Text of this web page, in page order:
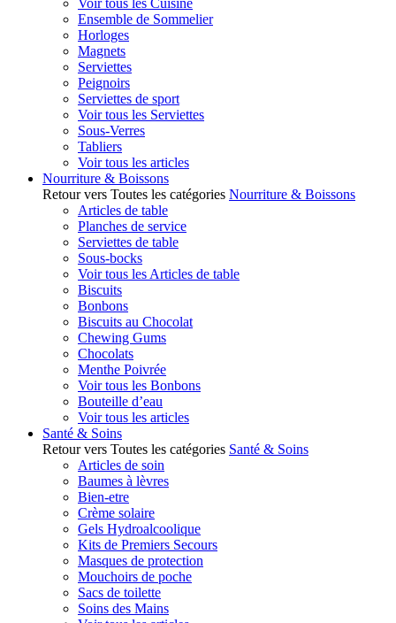
Voir tous les Cuisine
Ensemble de Sommelier
Horloges
Magnets
Serviettes
Peignoirs
Serviettes de sport
Voir tous les Serviettes
Sous-Verres
Tabliers
Voir tous les articles
Nourriture & Boissons
Retour vers Toutes les catégories Nourriture & Boissons
Articles de table
Planches de service
Serviettes de table
Sous-bocks
Voir tous les Articles de table
Biscuits
Bonbons
Biscuits au Chocolat
Chewing Gums
Chocolats
Menthe Poivrée
Voir tous les Bonbons
Bouteille d’eau
Voir tous les articles
Santé & Soins
Retour vers Toutes les catégories Santé & Soins
Articles de soin
Baumes à lèvres
Bien-etre
Crème solaire
Gels Hydroalcoolique
Kits de Premiers Secours
Masques de protection
Mouchoirs de poche
Sacs de toilette
Soins des Mains